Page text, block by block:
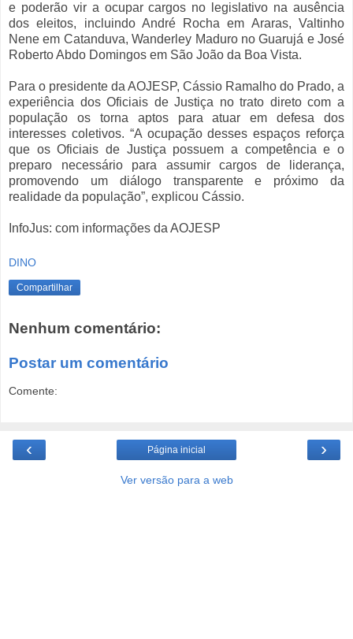
e poderão vir a ocupar cargos no legislativo na ausência
dos eleitos, incluindo André Rocha em Araras, Valtinho
Nene em Catanduva, Wanderley Maduro no Guarujá e José
Roberto Abdo Domingos em São João da Boa Vista.
Para o presidente da AOJESP, Cássio Ramalho do Prado, a
experiência dos Oficiais de Justiça no trato direto com a
população os torna aptos para atuar em defesa dos
interesses coletivos. “A ocupação desses espaços reforça
que os Oficiais de Justiça possuem a competência e o
preparo necessário para assumir cargos de liderança,
promovendo um diálogo transparente e próximo da
realidade da população”, explicou Cássio.
InfoJus: com informações da AOJESP
DINO
Compartilhar
Nenhum comentário:
Postar um comentário
Comente:
‹ ›
Página inicial
Ver versão para a web